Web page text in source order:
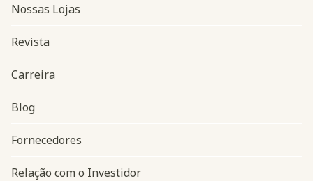
Navegação do rodapé
Nossas Lojas
Revista
Carreira
Blog
Fornecedores
Relação com o Investidor